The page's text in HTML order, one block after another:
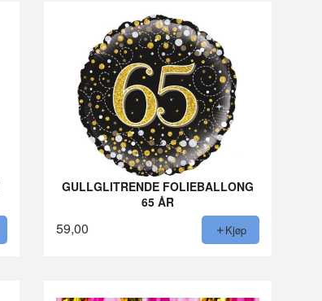
GULLGLITRENDE FOLIEBALLONG
65 ÅR
59,00 Kjøp